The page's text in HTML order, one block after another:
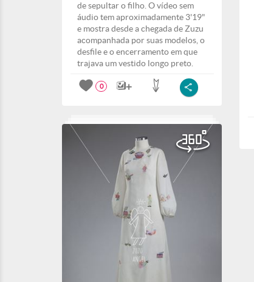
de sepultar o filho. O vídeo sem
áudio tem aproximadamente 3'19"
e mostra desde a chegada de Zuzu
acompanhada por suas modelos, o
desfile e o encerramento em que
trajava um vestido longo preto.
0